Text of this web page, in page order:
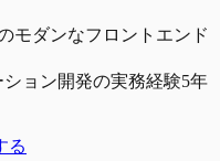
モダンなフロントエンド
ション開発の実務経験5年
る